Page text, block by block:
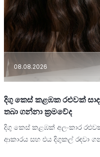
08.08.2026
දිගු කෙස් කළඹක රළුවක්
තබා ගන්නා ක්‍රමවේද
දිගු කෙස් කළඹක් අලංකාර
ආකාරය සහ එය දිගුකල් රඳවා